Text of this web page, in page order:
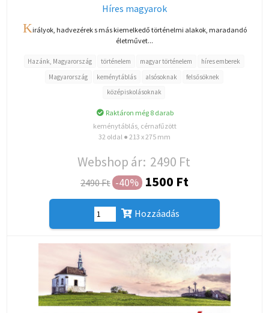
Híres magyarok
Királyok, hadvezérek s más kiemelkedő történelmi alakok, maradandó
életművet...
Hazánk, Magyarország történelem magyar történelem
híres emberek
Magyarország
keménytáblás alsósoknak
felsősöknek
középiskolásoknak
Raktáron még 8 darab
keménytáblás, cérnafűzött
32 oldal ● 213 x 275 mm
Webshop ár: 2490 Ft
2490 Ft -40% 1500 Ft
Hozzáadás